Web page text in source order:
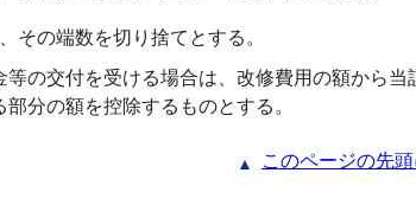
その端数を切り捨てとする。
の交付を受ける場合は、改修費用の額から当
分の額を控除するものとする。
このページの先